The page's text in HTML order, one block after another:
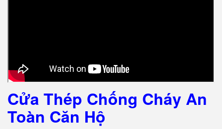
Cửa Thép Chống Cháy An
Toàn Căn Hộ